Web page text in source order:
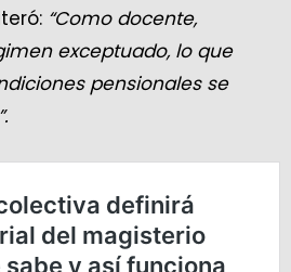
“Como docente,
exceptuado, lo que
pensionales se